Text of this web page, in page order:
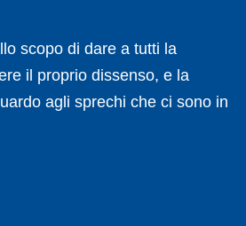
scopo di dare a tutti la
il proprio dissenso, e la
agli sprechi che ci sono in